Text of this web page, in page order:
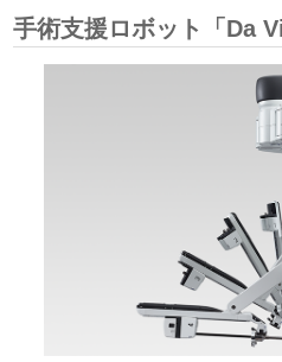
手術支援ロボット「Da